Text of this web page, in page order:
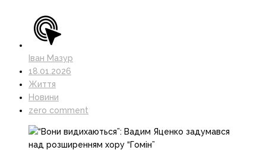
Іван Мазур
18.01.2026
Життя
Новини
zero comment